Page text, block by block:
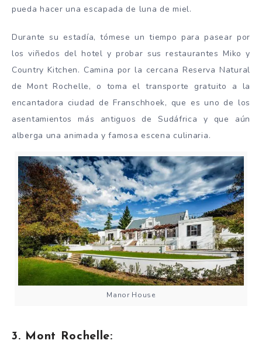
pueda hacer una escapada de luna de miel.
Durante su estadía, tómese un tiempo para pasear por
los viñedos del hotel y probar sus restaurantes Miko y
Country Kitchen. Camina por la cercana Reserva Natural
de Mont Rochelle, o toma el transporte gratuito a la
encantadora ciudad de Franschhoek, que es uno de los
asentamientos más antiguos de Sudáfrica y que aún
alberga una animada y famosa escena culinaria.
Manor House
3. Mont Rochelle: